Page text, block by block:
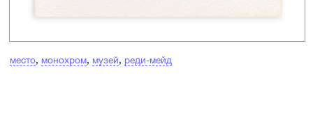
место, монохром, музей, реди-мейд